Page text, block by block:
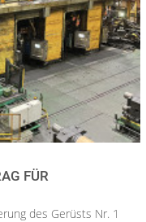
FÜR
des Gerüsts Nr. 1